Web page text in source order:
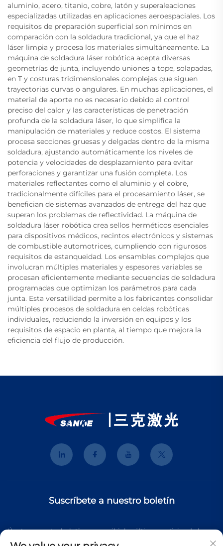
aluminio, acero, titanio, cobre, latón y superaleaciones
especializadas utilizadas en aplicaciones aeroespaciales. Los
requisitos de preparación superficial son mínimos en
comparación con la soldadura tradicional, ya que el haz
láser limpia y procesa los materiales simultáneamente. La
máquina de soldadura láser robótica acepta diversas
geometrías de junta, incluyendo uniones a tope, solapadas,
en T y costuras tridimensionales complejas que siguen
trayectorias curvas o angulares. En muchas aplicaciones, el
material de aporte no es necesario debido al control
preciso del calor y las características de penetración
profunda de la soldadura láser, lo que simplifica la
manipulación de materiales y reduce costos. El sistema
procesa secciones gruesas y delgadas dentro de la misma
soldadura, ajustando automáticamente los niveles de
potencia y velocidades de desplazamiento para evitar
perforaciones y garantizar una fusión completa. Los
materiales reflectantes como el aluminio y el cobre,
tradicionalmente difíciles para el procesamiento láser, se
benefician de sistemas avanzados de entrega del haz que
superan los problemas de reflectividad. La máquina de
soldadura láser robótica crea sellos herméticos esenciales
para dispositivos médicos, recintos electrónicos y sistemas
de combustible automotrices, cumpliendo con rigurosos
requisitos de estanqueidad. Los ensambles complejos que
involucran múltiples materiales y espesores variables se
procesan eficientemente mediante secuencias de soldadura
programadas que optimizan los parámetros para cada
junta. Esta versatilidad permite a los fabricantes consolidar
múltiples procesos de soldadura en celdas robóticas
individuales, reduciendo la inversión en equipos y los
requisitos de espacio en planta, al tiempo que mejora la
eficiencia del flujo de producción.
Suscríbete a nuestro boletín
Únete a nuestro boletín para recibir las últimas noticias de la